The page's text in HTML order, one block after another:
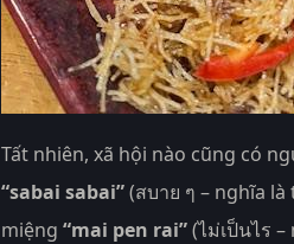
Tất nhiên, xã hội nào cũng có
“sabai sabai”(สบาย ๆ – nghĩa
miệng “mai pen rai”(ไม่เป็นไร